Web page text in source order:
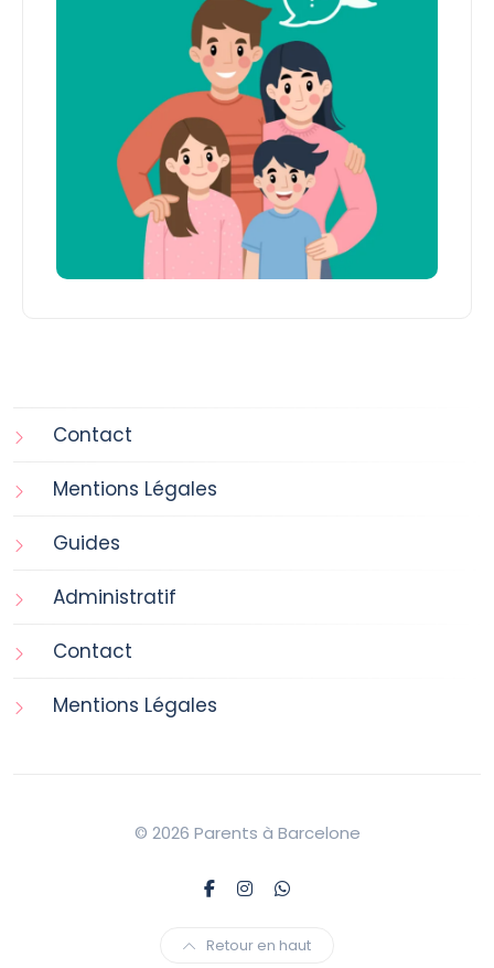
Contact
Mentions Légales
Guides
Administratif
Contact
Mentions Légales
© 2026 Parents à Barcelone
Retour en haut